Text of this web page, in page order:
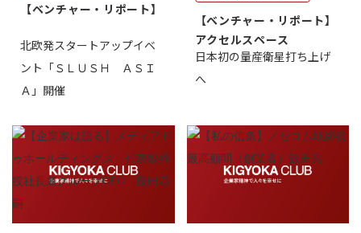
【ベンチャー・リポート】
北欧発スタートアップイベ
ント「ＳＬＵＳＨ ＡＳＩ
Ａ」開催
【ベンチャー・リポート】
アクセルスペース
日本初の量産衛星打ち上げ
へ